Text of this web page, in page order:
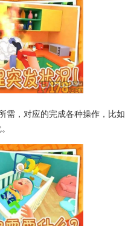
，对应的完成各种操作，比如